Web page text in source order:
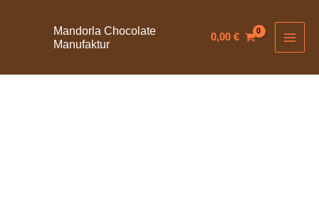
Mandorla Chocolate
Manufaktur
0,00 €